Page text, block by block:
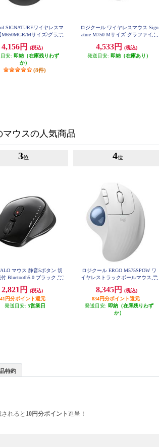
SIGNATUREワイヤレスマ
M650MGR/Mサイズ/グラフ
4,156円
(税込)
安: 即納（在庫残りわず
か）
(8件)
ロジクール ワイヤレスマウス Sign
ature M750 Mサイズ グラファイト
4,533円
(税込)
発送目安: 即納（在庫あり）
マウスの人気商品
3位
マウス 静音5ボタン 切
Bluetooth5.0 ブラック BS
2,821円
(税込)
円分ポイント還元
発送目安: 5営業日
4位
ロジクール ERGO M575SPOW ワ
イヤレストラックボールマウス 静
8,345円
(税込)
834円分ポイント還元
発送目安: 即納（在庫残りわず
か）
特約
れると 10円分ポイント進呈！